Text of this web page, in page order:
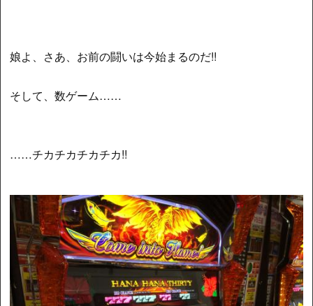
娘よ、さあ、お前の闘いは今始まるのだ!!
そして、数ゲーム……
……チカチカチカチカ!!